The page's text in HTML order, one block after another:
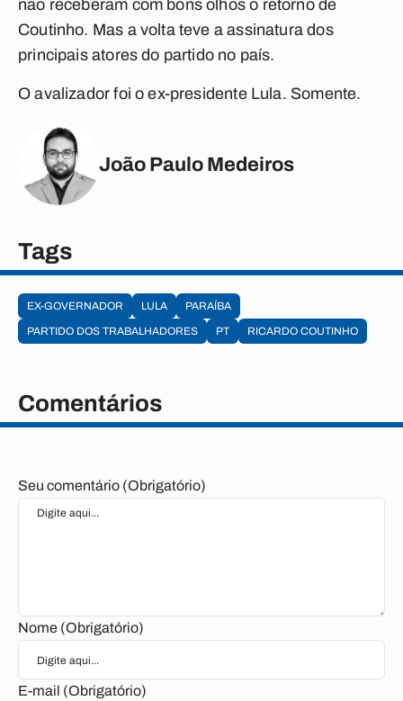
não receberam com bons olhos o retorno de
Coutinho. Mas a volta teve a assinatura dos
principais atores do partido no país.
O avalizador foi o ex-presidente Lula. Somente.
João Paulo Medeiros
Tags
EX-GOVERNADOR LULA
PARAÍBA
PARTIDO DOS TRABALHADORES
PT RICARDO COUTINHO
Comentários
Seu comentário (Obrigatório)
Nome (Obrigatório)
E-mail (Obrigatório)